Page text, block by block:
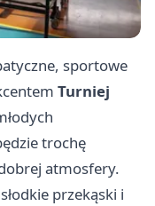
sportowe
Turniej
trochę
atmosfery.
przekąski i